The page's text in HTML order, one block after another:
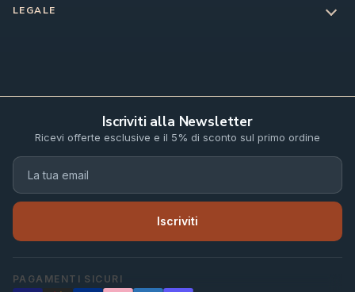
LEGALE
Iscriviti alla Newsletter
Ricevi offerte esclusive e il 5% di sconto sul primo ordine
Iscriviti
PAGAMENTI SICURI